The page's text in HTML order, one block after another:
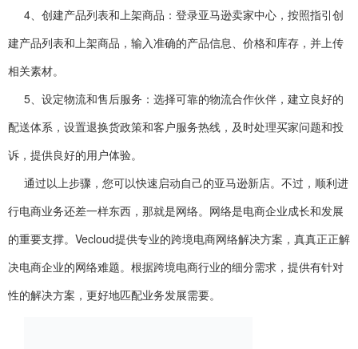
4、创建产品列表和上架商品：登录亚马逊卖家中心，按照指引创
建产品列表和上架商品，输入准确的产品信息、价格和库存，并上传
相关素材。
5、设定物流和售后服务：选择可靠的物流合作伙伴，建立良好的
配送体系，设置退换货政策和客户服务热线，及时处理买家问题和投
诉，提供良好的用户体验。
通过以上步骤，您可以快速启动自己的亚马逊新店。不过，顺利进
行电商业务还差一样东西，那就是网络。网络是电商企业成长和发展
的重要支撑。Vecloud提供专业的跨境电商网络解决方案，真真正正解
决电商企业的网络难题。根据跨境电商行业的细分需求，提供有针对
性的解决方案，更好地匹配业务发展需要。